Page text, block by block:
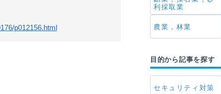
p012156.html
利採取業
農業，林業
目的から記事を探す
セキュリティ対策